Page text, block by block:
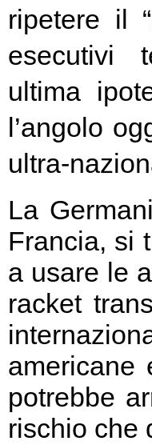
ripetere il
esecutivi
ultima
l’angolo
ultra-
La
Francia, si
a usare le
racket
americane
potrebbe
rischio che